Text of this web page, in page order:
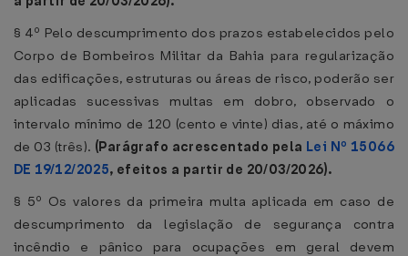
§ 4º Pelo descumprimento dos prazos estabelecidos pelo
Corpo de Bombeiros Militar da Bahia para regularização
das edificações, estruturas ou áreas de risco, poderão ser
aplicadas sucessivas multas em dobro, observado o
intervalo mínimo de 120 (cento e vinte) dias, até o máximo
de 03 (três). (Parágrafo acrescentado pela Lei Nº 15066
DE 19/12/2025, efeitos a partir de 20/03/2026).
§ 5º Os valores da primeira multa aplicada em caso de
descumprimento da legislação de segurança contra
incêndio e pânico para ocupações em geral devem